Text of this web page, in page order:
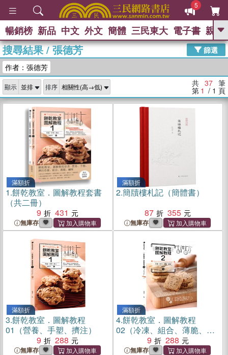
5
GO
暢銷榜 新品 中文 外文 簡體 三民東大 電子書 親子
搜尋結果/張德芳
篩選
作者：張德芳
顯示 排序 共 37 筆
第 1 / 1 頁
滿額折
1.餅乾教室．圖解教程套書
（共二冊）
9
431
無庫存
滿額折
2.簡牘樓札記（簡體書）
87
355
無庫存
滿額折
3.餅乾教室．圖解教程
01（營養、手塑、擠注）
9
288
無庫存
滿額折
4.餅乾教室．圖解教程
02（冷凍、組合、薄脆、鹹
9 288
無庫存